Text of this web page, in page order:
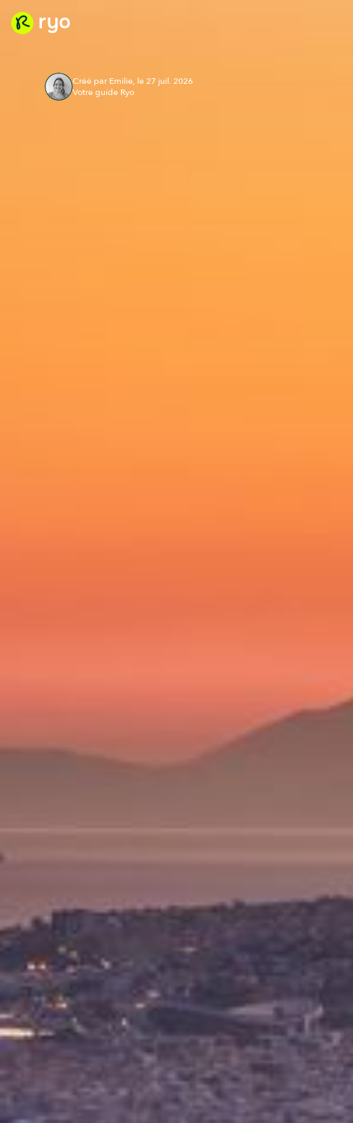
Créé par Emilie, le 27 juil. 2026
Votre guide Ryo